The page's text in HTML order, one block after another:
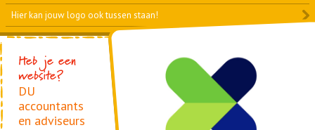
Hier kan jouw logo ook tussen staan!
Heb je een
website?
DU
accountants
en adviseurs